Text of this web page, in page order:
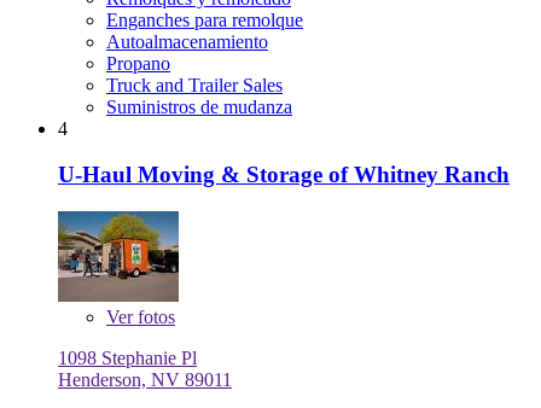
Enganches para remolque
Autoalmacenamiento
Propano
Truck and Trailer Sales
Suministros de mudanza
4
U-Haul Moving & Storage of Whitney Ranch
Verfotos
1098 Stephanie Pl
Henderson, NV 89011